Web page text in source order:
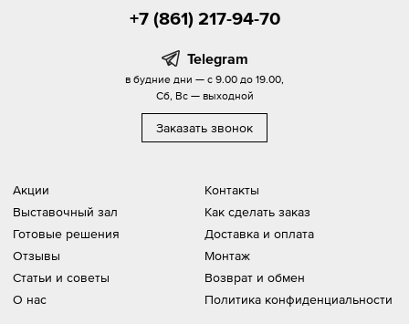
Акции
Выставочный зал
Готовые решения
Отзывы
Статьи и советы
О нас
Контакты
Как сделать заказ
Доставка и оплата
Монтаж
Возврат и обмен
Политика конфиденциальности
+7 (861) 217-94-70
Telegram
в будние дни — с 9.00 до 19.00,
Сб, Вс — выходной
Заказать звонок